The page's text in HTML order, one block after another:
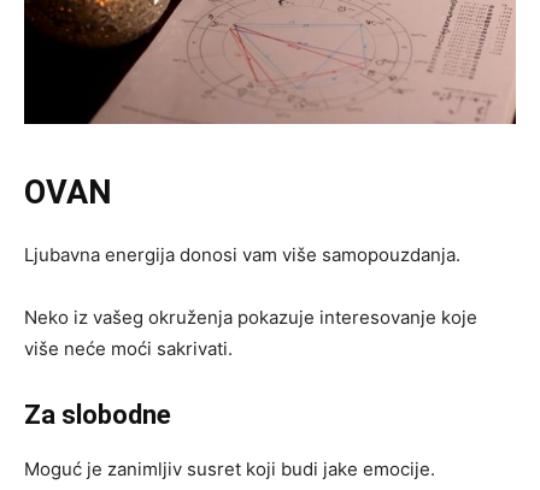
OVAN
Ljubavna energija donosi vam više samopouzdanja.
Neko iz vašeg okruženja pokazuje interesovanje koje
više neće moći sakrivati.
Za slobodne
Moguć je zanimljiv susret koji budi jake emocije.